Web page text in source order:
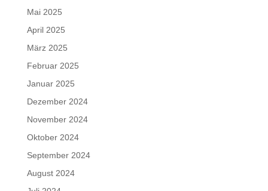
Mai 2025
April 2025
März 2025
Februar 2025
Januar 2025
Dezember 2024
November 2024
Oktober 2024
September 2024
August 2024